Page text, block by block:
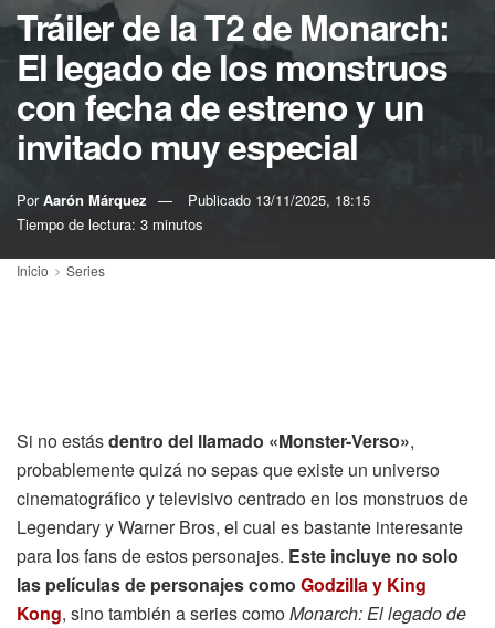
Tráiler de la T2 de Monarch:
El legado de los monstruos
con fecha de estreno y un
invitado muy especial
Por Aarón Márquez Publicado 13/11/2025, 18:15
Tiempo de lectura: 3 minutos
Inicio Series
Si no estásdentro del llamado «Monster-Verso»,
probablemente quizá no sepas que existe un universo
cinematográfico y televisivo centrado en los monstruos de
Legendary y Warner Bros, el cual es bastante interesante
para los fans de estos personajes. Este incluye no solo
las películas de personajes como Godzilla y King
Kong, sino también a series comoMonarch: El legado de